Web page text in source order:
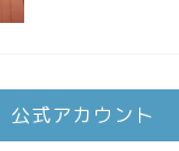
公式アカウント